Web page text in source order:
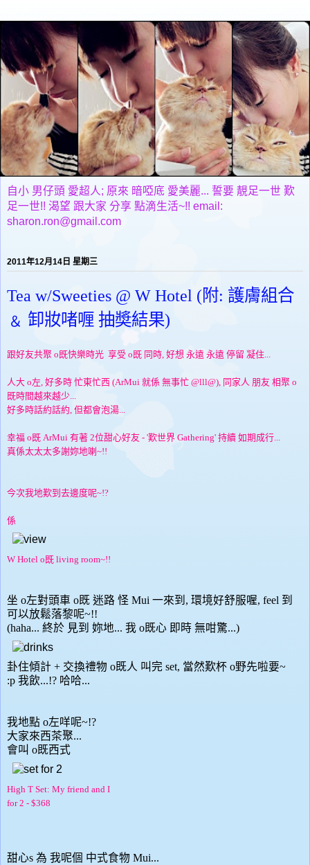
自小 男仔頭 愛超人; 原來 暗啞底 愛美麗... 誓要 靚足一世 歎
足一世!! 渴望 跟大家 分享 點滴生活~!! email:
sharon.ron@gmail.com
2011年12月14日 星期三
Tea w/Sweeties @ W Hotel (附: 護膚組合
﹠ 卸妝啫喱 抽奬結果)
跟好友共聚 o既快樂時光 享受 o既 同時, 好想 永遠 永遠 停留 凝住...
人大 o左, 好多時 忙東忙西 (ArMui 就係 無事忙 @lll@), 同家人 朋友 相聚 o
既時間越來越少...
好多時話約話約, 但都會泡湯...
幸福 o既 ArMui 有著 2位甜心好友 - '歎世界 Gathering' 持續 如期成行...
真係太太太多謝妳地喇~!!
今次我地歎到去邊度呢~!?
係
W Hotel o既 living room~!!
坐 o左對頭車 o既 迷路 怪 Mui 一來到, 環境好舒服喔, feel 到
可以放鬆落黎呢~!!
(haha... 終於 見到 妳地... 我 o既心 即時 無咁驚...)
卦住傾計 + 交換禮物 o既人 叫完 set, 當然歎杯 o野先啦要~
:p 我飲...!? 哈哈...
我地點 o左咩呢~!?
大家來西茶聚...
會叫 o既西式
High T Set: My friend and I
for 2 - $368
甜心s 為 我呢個 中式食物 Mui...